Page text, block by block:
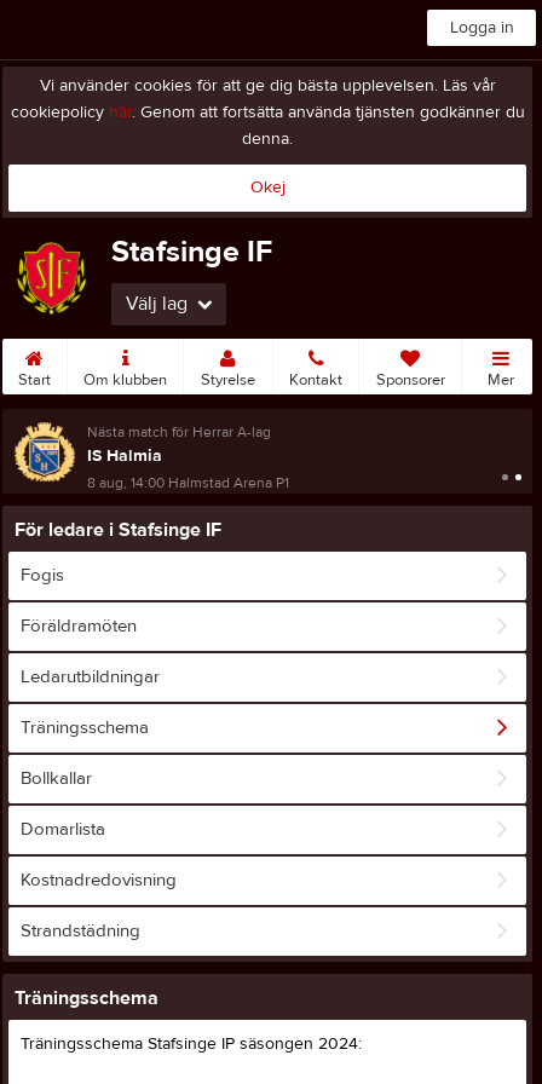
Logga in
Vi använder cookies för att ge dig bästa upplevelsen. Läs vår
cookiepolicy här. Genom att fortsätta använda tjänsten godkänner du
denna.
Okej
Stafsinge IF
Välj lag
Start Om klubben Styrelse Kontakt Sponsorer Mer
Nästa match för Herrar A-lag
IS Halmia
8 aug, 14:00 Halmstad Arena P1
För ledare i Stafsinge IF
Fogis
Föräldramöten
Ledarutbildningar
Träningsschema
Bollkallar
Domarlista
Kostnadredovisning
Strandstädning
Träningsschema
Träningsschema Stafsinge IP säsongen 2024: